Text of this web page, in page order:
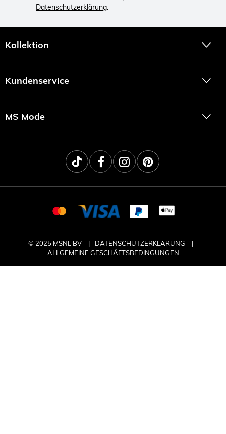
Datenschutzerklärung.
Kollektion
Kundenservice
MS Mode
© 2025 MSNL BV
DATENSCHUTZERKLÄRUNG
ALLGEMEINE GESCHÄFTSBEDINGUNGEN